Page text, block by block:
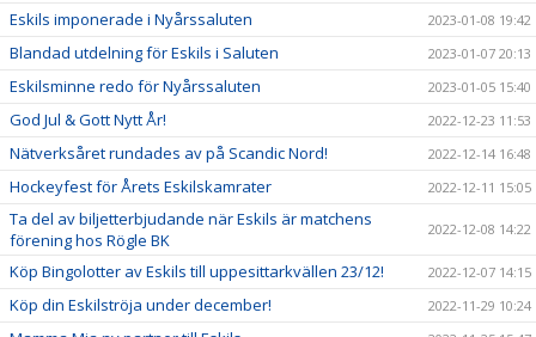
Eskils imponerade i Nyårssaluten 2023-01-08 19:42
Blandad utdelning för Eskils i Saluten 2023-01-07 20:13
Eskilsminne redo för Nyårssaluten 2023-01-05 15:40
God Jul & Gott Nytt År! 2022-12-23 11:53
Nätverksåret rundades av på Scandic Nord! 2022-12-14 16:48
Hockeyfest för Årets Eskilskamrater 2022-12-11 15:05
Ta del av biljetterbjudande när Eskils är matchens
förening hos Rögle BK
2022-12-08 14:22
Köp Bingolotter av Eskils till uppesittarkvällen 23/12! 2022-12-07 14:15
Köp din Eskilströja under december! 2022-11-29 10:24